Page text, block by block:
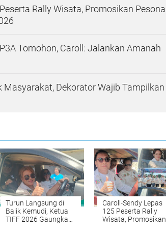
Rally Wisata, Promosikan Pesona
Tomohon, Caroll: Jalankan Amanah
Masyarakat, Dekorator Wajib Tampilkan
Turun Langsung di
Balik Kemudi, Ketua
TIFF 2026 Gaungkan
Caroll-Sendy Lepas
125 Peserta Rally
Wisata, Promosikan